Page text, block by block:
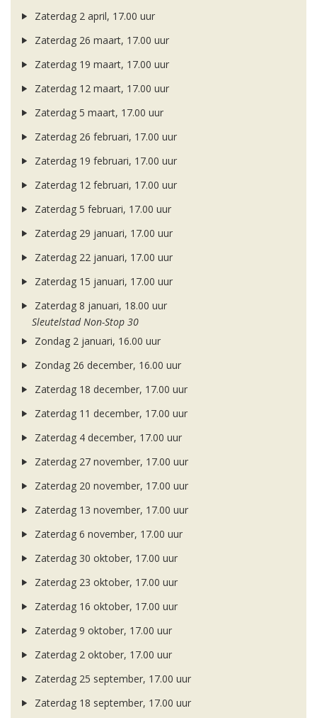
Zaterdag 2 april, 17.00 uur
Zaterdag 26 maart, 17.00 uur
Zaterdag 19 maart, 17.00 uur
Zaterdag 12 maart, 17.00 uur
Zaterdag 5 maart, 17.00 uur
Zaterdag 26 februari, 17.00 uur
Zaterdag 19 februari, 17.00 uur
Zaterdag 12 februari, 17.00 uur
Zaterdag 5 februari, 17.00 uur
Zaterdag 29 januari, 17.00 uur
Zaterdag 22 januari, 17.00 uur
Zaterdag 15 januari, 17.00 uur
Zaterdag 8 januari, 18.00 uur
Sleutelstad Non-Stop 30
Zondag 2 januari, 16.00 uur
Zondag 26 december, 16.00 uur
Zaterdag 18 december, 17.00 uur
Zaterdag 11 december, 17.00 uur
Zaterdag 4 december, 17.00 uur
Zaterdag 27 november, 17.00 uur
Zaterdag 20 november, 17.00 uur
Zaterdag 13 november, 17.00 uur
Zaterdag 6 november, 17.00 uur
Zaterdag 30 oktober, 17.00 uur
Zaterdag 23 oktober, 17.00 uur
Zaterdag 16 oktober, 17.00 uur
Zaterdag 9 oktober, 17.00 uur
Zaterdag 2 oktober, 17.00 uur
Zaterdag 25 september, 17.00 uur
Zaterdag 18 september, 17.00 uur